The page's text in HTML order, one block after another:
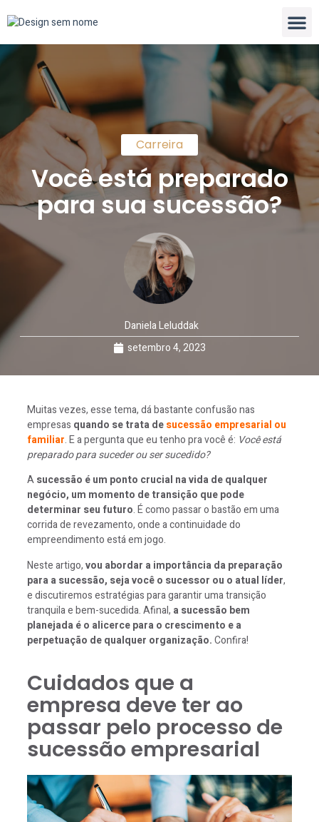
Carreira
Você está preparado
para sua sucessão?
Daniela Leluddak
setembro 4, 2023
Muitas vezes, esse tema, dá bastante confusão nas
empresas quando se trata desucessão empresarial ou
familiar. E a pergunta que eu tenho pra você é: Você está
preparado para suceder ou ser sucedido?
Asucessão é um ponto crucial na vida de qualquer
negócio, um momento de transição que pode
determinar seu futuro. É como passar o bastão em uma
corrida de revezamento, onde a continuidade do
empreendimento está em jogo.
Neste artigo,vou abordar a importância da preparação
para a sucessão, seja você o sucessor ou o atual líder,
e discutiremos estratégias para garantir uma transição
tranquila e bem-sucedida. Afinal, a sucessão bem
planejada é o alicerce para o crescimento e a
perpetuação de qualquer organização.Confira!
Cuidados que a
empresa deve ter ao
passar pelo processo de
sucessão empresarial